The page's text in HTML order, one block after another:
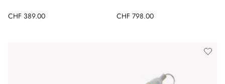
CHF 389.00 CHF 798.00